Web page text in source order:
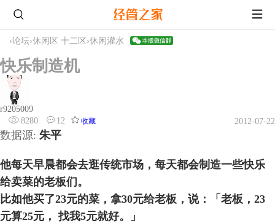
›论坛›休闲区 十二区 ›休闲灌水
快乐制造机
r9205009
8280
12 收藏 2012-07-22
数据源: 朱平
他每天早晨都会去逛传统市场，每天都会制造一些快乐
给卖菜的老板们。
比如他买了23元的菜，拿30元给老板，说：「老板， 23
元算25元， 找我5元就好。」